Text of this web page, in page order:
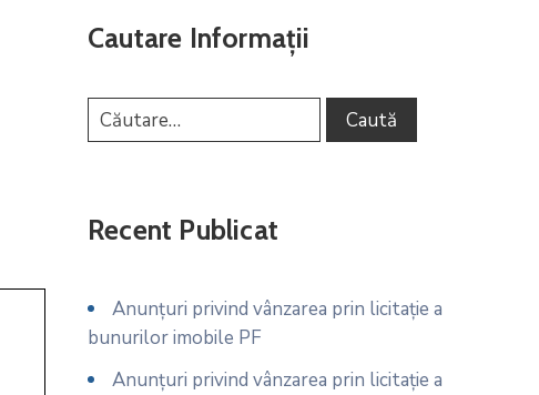
Cautare Informații
Recent Publicat
Anunțuri privind vânzarea prin licitație a
bunurilor imobile PF
Anunțuri privind vânzarea prin licitație a